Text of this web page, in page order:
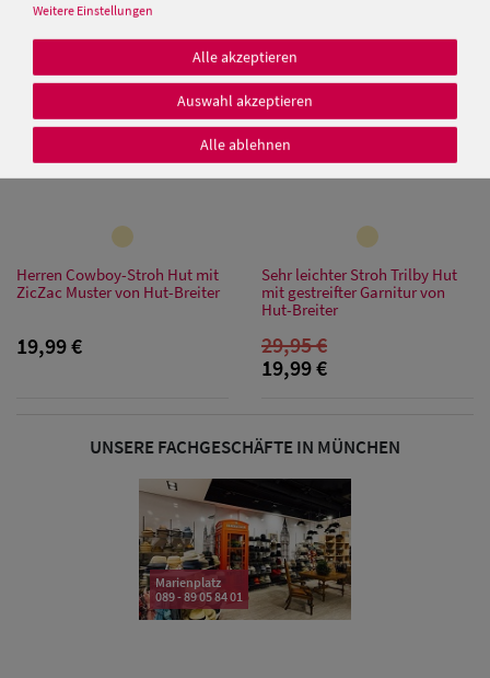
Damen Caps
Damen
Damen
Bandana Caps
Sonnenschilder
Herren Cowboy-Stroh Hut mit
ZicZac Muster von Hut-Breiter
19,99 €
Sehr leichter Stroh Trilby Hut
mit gestreifter Garnitur von
Hut-Breiter
29,95 €
19,99 €
UNSERE FACHGESCHÄFTE IN MÜNCHEN
Marienplatz
089 - 89 05 84 01
Weitere Einstellungen
Alle akzeptieren
Auswahl akzeptieren
Alle ablehnen